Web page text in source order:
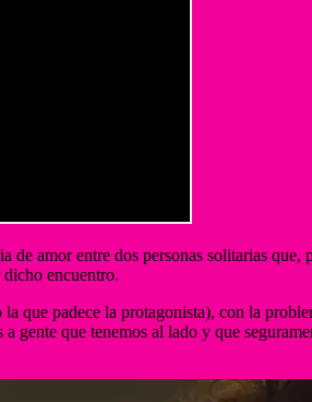
de amor entre dos personas solitarias
dicho encuentro.
que padece la protagonista), con la
gente que tenemos al lado y que